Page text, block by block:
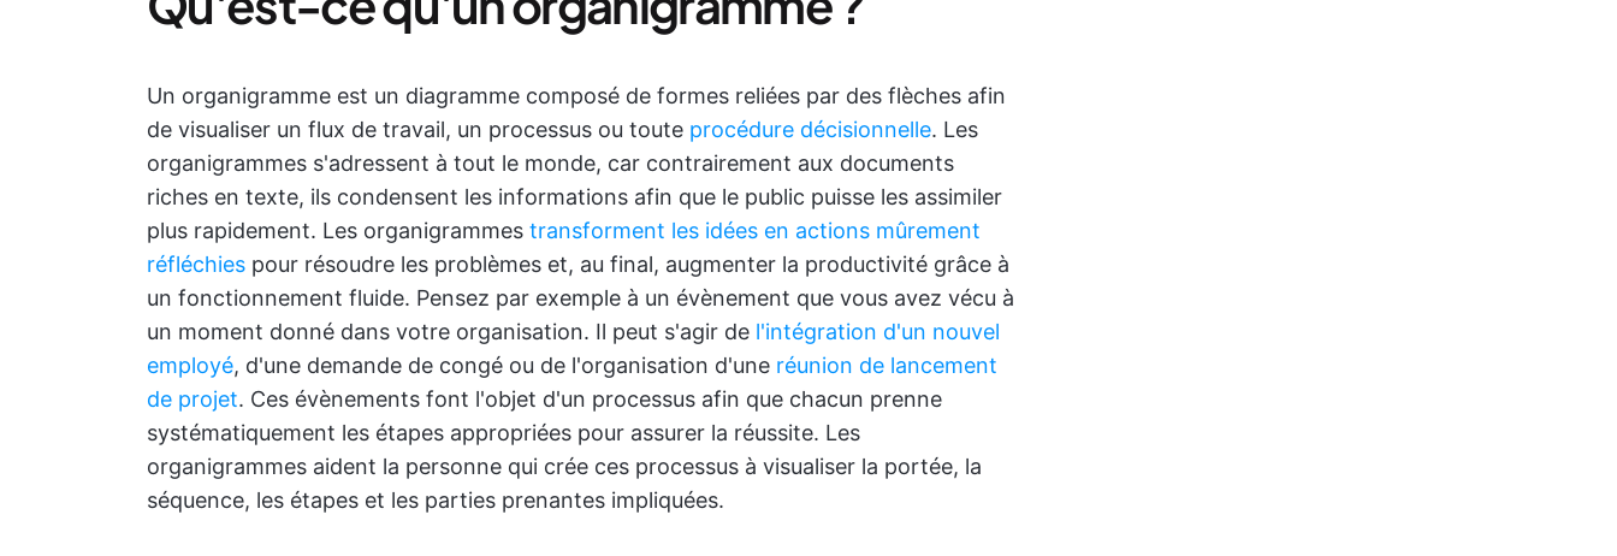
Un organigramme est un diagramme composé de formes reliées par des flèches afin
de visualiser un flux de travail, un processus ou toute procédure décisionnelle. Les
organigrammes s'adressent à tout le monde, car contrairement aux documents
riches en texte, ils condensent les informations afin que le public puisse les assimiler
plus rapidement. Les organigrammes transforment les idées en actions mûrement
réfléchies pour résoudre les problèmes et, au final, augmenter la productivité grâce à
un fonctionnement fluide. Pensez par exemple à un évènement que vous avez vécu à
un moment donné dans votre organisation. Il peut s'agir de l'intégration d'un nouvel
employé, d'une demande de congé ou de l'organisation d'une réunion de lancement
de projet. Ces évènements font l'objet d'un processus afin que chacun prenne
systématiquement les étapes appropriées pour assurer la réussite. Les
organigrammes aident la personne qui crée ces processus à visualiser la portée, la
séquence, les étapes et les parties prenantes impliquées.